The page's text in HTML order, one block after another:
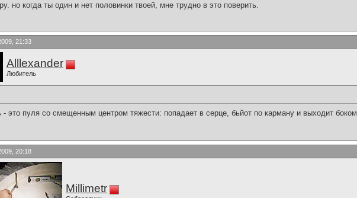
но когда ты один и нет половинки твоей, мне трудно в это поверить.
21:33
Alllexander
Любитель
это пуля со смещенным центром тяжести: попадает в серце, бьйот по карману и выходит боком.
20:18
Millimetr